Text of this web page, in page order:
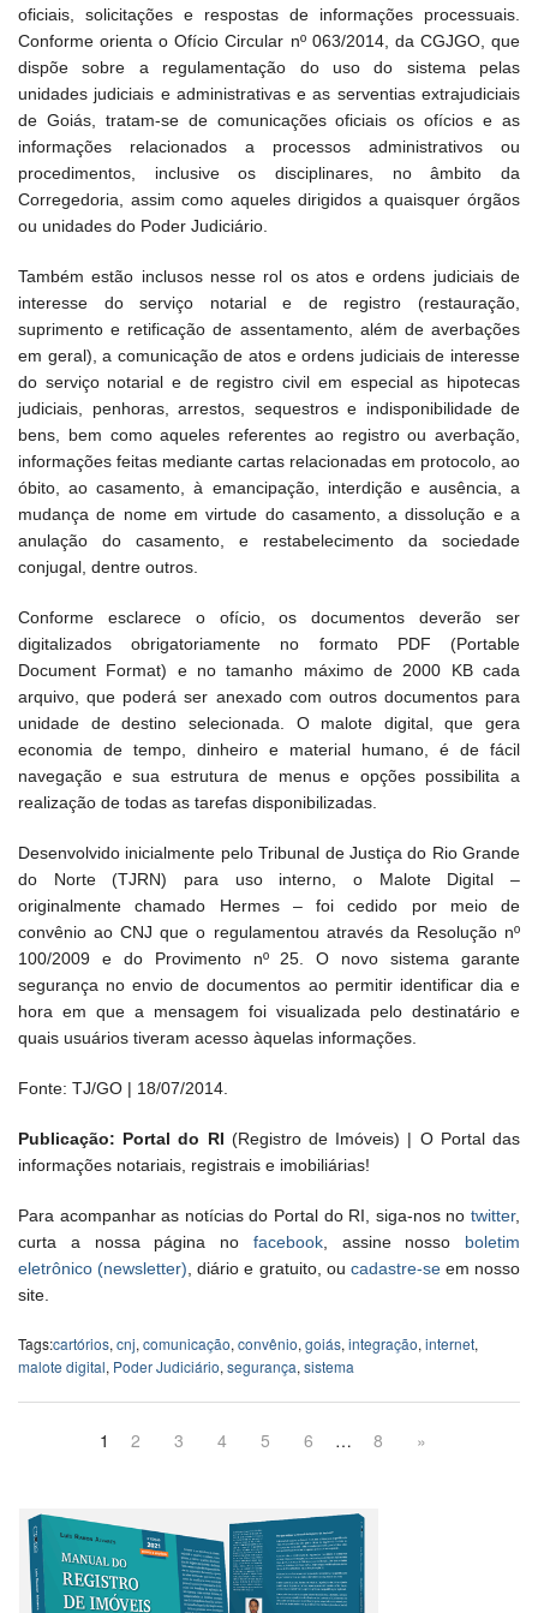
oficiais, solicitações e respostas de informações processuais.
Conforme orienta o Ofício Circular nº 063/2014, da CGJGO, que
dispõe sobre a regulamentação do uso do sistema pelas
unidades judiciais e administrativas e as serventias extrajudiciais
de Goiás, tratam-se de comunicações oficiais os ofícios e as
informações relacionados a processos administrativos ou
procedimentos, inclusive os disciplinares, no âmbito da
Corregedoria, assim como aqueles dirigidos a quaisquer órgãos
ou unidades do Poder Judiciário.
Também estão inclusos nesse rol os atos e ordens judiciais de
interesse do serviço notarial e de registro (restauração,
suprimento e retificação de assentamento, além de averbações
em geral), a comunicação de atos e ordens judiciais de interesse
do serviço notarial e de registro civil em especial as hipotecas
judiciais, penhoras, arrestos, sequestros e indisponibilidade de
bens, bem como aqueles referentes ao registro ou averbação,
informações feitas mediante cartas relacionadas em protocolo, ao
óbito, ao casamento, à emancipação, interdição e ausência, a
mudança de nome em virtude do casamento, a dissolução e a
anulação do casamento, e restabelecimento da sociedade
conjugal, dentre outros.
Conforme esclarece o ofício, os documentos deverão ser
digitalizados obrigatoriamente no formato PDF (Portable
Document Format) e no tamanho máximo de 2000 KB cada
arquivo, que poderá ser anexado com outros documentos para
unidade de destino selecionada. O malote digital, que gera
economia de tempo, dinheiro e material humano, é de fácil
navegação e sua estrutura de menus e opções possibilita a
realização de todas as tarefas disponibilizadas.
Desenvolvido inicialmente pelo Tribunal de Justiça do Rio Grande
do Norte (TJRN) para uso interno, o Malote Digital –
originalmente chamado Hermes – foi cedido por meio de
convênio ao CNJ que o regulamentou através da Resolução nº
100/2009 e do Provimento nº 25. O novo sistema garante
segurança no envio de documentos ao permitir identificar dia e
hora em que a mensagem foi visualizada pelo destinatário e
quais usuários tiveram acesso àquelas informações.
Fonte: TJ/GO | 18/07/2014.
Publicação: Portal do RI (Registro de Imóveis) | O Portal das
informações notariais, registrais e imobiliárias!
Para acompanhar as notícias do Portal do RI, siga-nos no twitter,
curta a nossa página no facebook, assine nosso boletim
eletrônico (newsletter) , diário e gratuito, ou cadastre-seem nosso
site.
Tags:cartórios, cnj, comunicação, convênio, goiás, integração, internet,
malote digital, Poder Judiciário, segurança, sistema
1 2 3 4 5 6 … 8 »